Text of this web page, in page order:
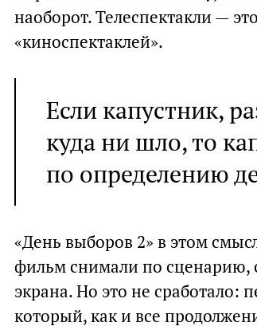
наоборот. Телеспектакли —
«киноспектаклей».
Если капустник,
куда ни шло, то
по определению
«День выборов 2» в этом
фильм снимали по сценарию,
экрана. Но это не
который, как и все